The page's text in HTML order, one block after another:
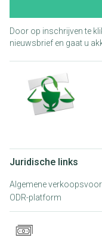
Door op inschrijven te
nieuwsbrief en gaat u
Juridische links
Algemene
ODR-platform